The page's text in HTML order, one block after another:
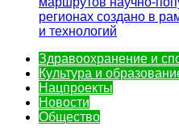
Здравоохранение и
Культура и
Нацпроекты
Новости
Общество